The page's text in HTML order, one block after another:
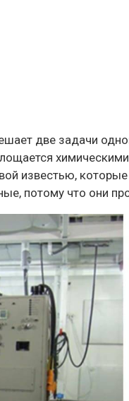
две задачи
известью,
потому что они